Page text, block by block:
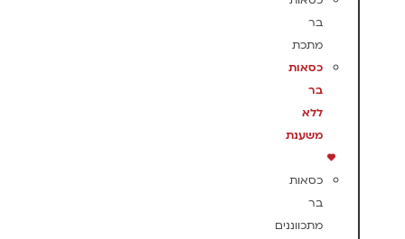
בר
מתכת
כסאות
בר
ללא
משענת
כסאות
בר
מתכווננים